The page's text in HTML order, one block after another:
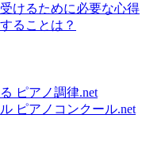
けるために必要な心得
ることは？
ピアノ調律.net
ピアノコンクール.net